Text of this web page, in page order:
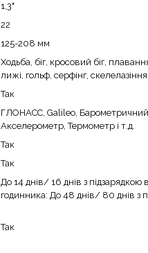
1,3"
22
125-208 мм
Ходьба, біг, кросовий біг,
лижі, гольф, серфінг, скелелазіння
Так
ГЛОНАСС, Galileo, Барометричний
Акселерометр, Термометр і т.д.
Так
Так
До 14 днів/ 16 днів з
годинника: До 48 днів/ 80 днів з
Так